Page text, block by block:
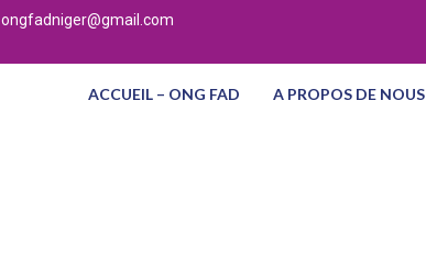
ongfadniger@gmail.com
ACCUEIL – ONG FAD A PROPOS DE NOUS